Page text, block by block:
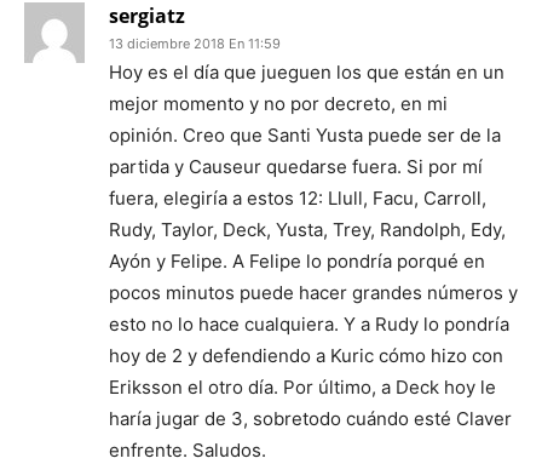
sergiatz
13 diciembre 2018 En 11:59
Hoy es el día que jueguen los que están en un
mejor momento y no por decreto, en mi
opinión. Creo que Santi Yusta puede ser de la
partida y Causeur quedarse fuera. Si por mí
fuera, elegiría a estos 12: Llull, Facu, Carroll,
Rudy, Taylor, Deck, Yusta, Trey, Randolph, Edy,
Ayón y Felipe. A Felipe lo pondría porqué en
pocos minutos puede hacer grandes números y
esto no lo hace cualquiera. Y a Rudy lo pondría
hoy de 2 y defendiendo a Kuric cómo hizo con
Eriksson el otro día. Por último, a Deck hoy le
haría jugar de 3, sobretodo cuándo esté Claver
enfrente. Saludos.